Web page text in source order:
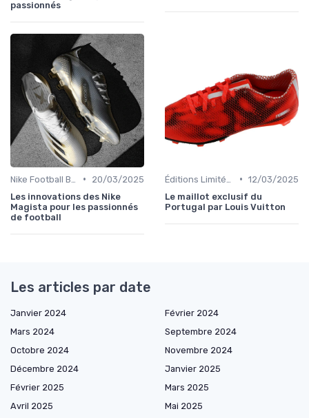
passionnés
•
20/03/2025
Les innovations des Nike
Magista pour les passionnés
de football
• 12/03/2025
Le maillot exclusif du
Portugal par Louis Vuitton
Les articles par date
Janvier 2024
Février 2024
Mars 2024
Septembre 2024
Octobre 2024
Novembre 2024
Décembre 2024
Janvier 2025
Février 2025
Mars 2025
Avril 2025
Mai 2025